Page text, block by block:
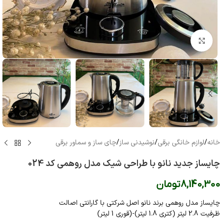
بزرگنمایی تصویر
خانه/لوازم خانگی برقی/نوشیدنی ساز/چای ساز و سماور برقی
چایساز جدید نانو با طراحی شیک مدل روهمی کد 024
8,140,300تومان
چایساز مدل روهمی برند نانو اصل شرکتی با گارانتی اصالت
ظرفیت 2.8 لیتر (کتری 1.8 لیتر)-(قوری 1 لیتر)